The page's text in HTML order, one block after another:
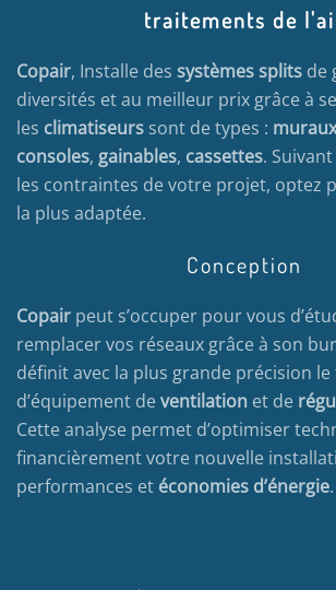
traitements de
Copair, Installe des systèmes splits de
diversités et au meilleur prix grâce à
les climatiseurs sont de types : muraux
consoles, gainables, cassettes.
les contraintes de votre projet, optez
la plus adaptée.
Conception
Copair peut s’occuper pour vous
remplacer vos réseaux grâce à son
définit avec la plus grande précision le
d’équipement deventilation et de
Cette analyse permet d’optimiser
financièrement votre nouvelle
performances et économies d’énergie.